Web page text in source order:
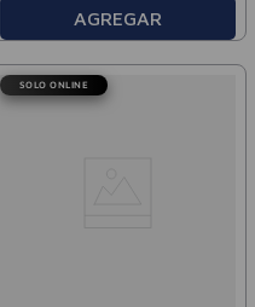
AGREGAR
SOLO ONLINE